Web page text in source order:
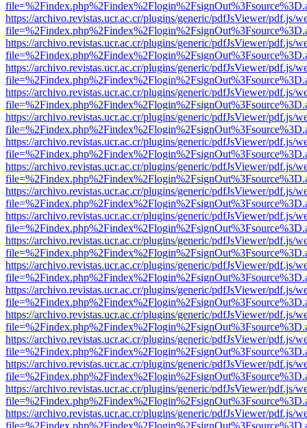
https://archivo.revistas.ucr.ac.cr/plugins/generic/pdfJsViewer/pdf.js/
https://archivo.revistas.ucr.ac.cr/plugins/generic/pdfJsViewer/pdf.js/
https://archivo.revistas.ucr.ac.cr/plugins/generic/pdfJsViewer/pdf.js/
https://archivo.revistas.ucr.ac.cr/plugins/generic/pdfJsViewer/pdf.js/
https://archivo.revistas.ucr.ac.cr/plugins/generic/pdfJsViewer/pdf.js/
https://archivo.revistas.ucr.ac.cr/plugins/generic/pdfJsViewer/pdf.js/
https://archivo.revistas.ucr.ac.cr/plugins/generic/pdfJsViewer/pdf.js/
https://archivo.revistas.ucr.ac.cr/plugins/generic/pdfJsViewer/pdf.js/
https://archivo.revistas.ucr.ac.cr/plugins/generic/pdfJsViewer/pdf.js/
https://archivo.revistas.ucr.ac.cr/plugins/generic/pdfJsViewer/pdf.js/
https://archivo.revistas.ucr.ac.cr/plugins/generic/pdfJsViewer/pdf.js/
https://archivo.revistas.ucr.ac.cr/plugins/generic/pdfJsViewer/pdf.js/
https://archivo.revistas.ucr.ac.cr/plugins/generic/pdfJsViewer/pdf.js/
https://archivo.revistas.ucr.ac.cr/plugins/generic/pdfJsViewer/pdf.js/
https://archivo.revistas.ucr.ac.cr/plugins/generic/pdfJsViewer/pdf.js/
https://archivo.revistas.ucr.ac.cr/plugins/generic/pdfJsViewer/pdf.js/
https://archivo.revistas.ucr.ac.cr/plugins/generic/pdfJsViewer/pdf.js/